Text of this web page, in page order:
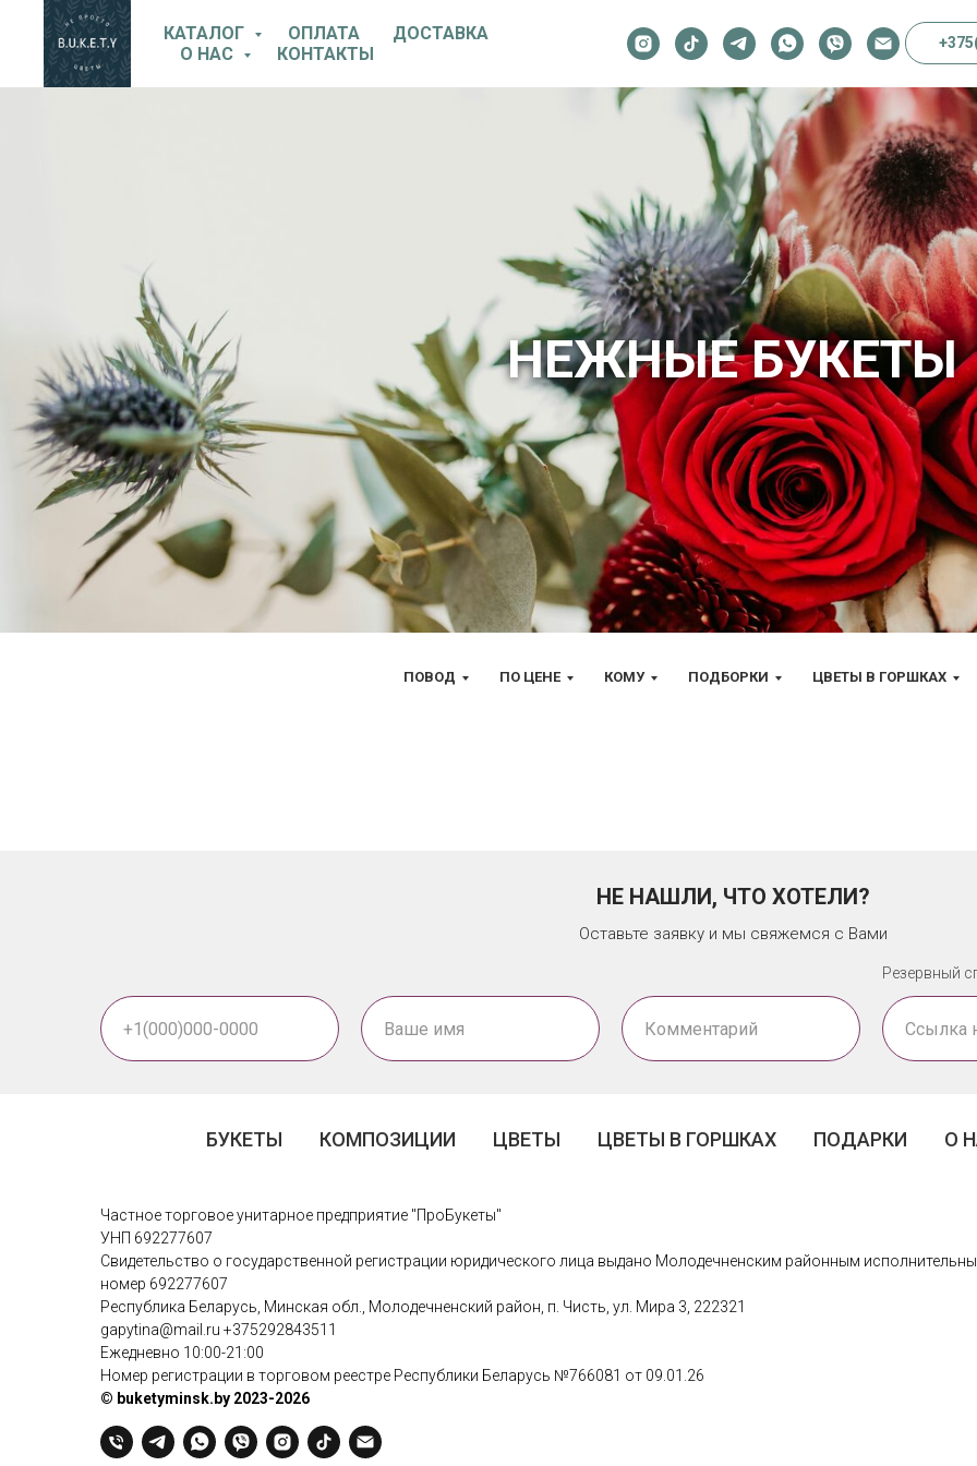
КАТАЛОГ ОПЛАТА
ДОСТАВКА
О НАС
КОНТАКТЫ
НЕЖНЫЕ БУКЕТЫ
ПОВОД ПО ЦЕНЕ КОМУ ПОДБОРКИ ЦВЕТЫ В ГОРШКАХ
НЕ НАШЛИ, ЧТО ХОТЕЛИ?
Оставьте заявку и мы свяжемся с Вами
Резервный
БУКЕТЫ КОМПОЗИЦИИ ЦВЕТЫ ЦВЕТЫ В ГОРШКАХ ПОДАРКИ О
Частное торговое унитарное предприятие "ПроБукеты"
УНП 692277607
Свидетельство о государственной регистрации юридического лица выдано Молодечненским районным
номер 692277607
Республика Беларусь, Минская обл., Молодечненский район, п. Чисть, ул. Мира 3, 222321
gapytina@mail.ru +375292843511
Ежедневно 10:00-21:00
Номер регистрации в торговом реестре Республики Беларусь №766081 от 09.01.26
© buketyminsk.by 2023-2026